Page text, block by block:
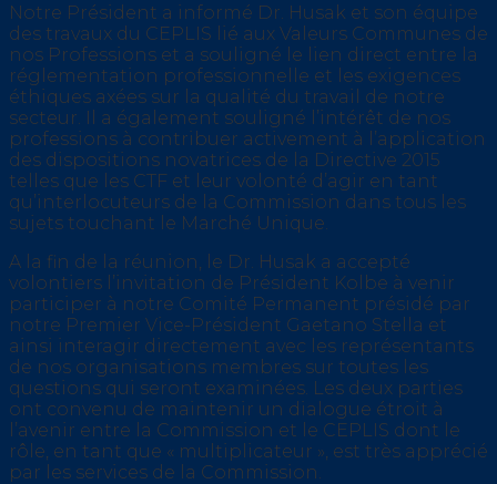
Notre Président a informé Dr. Husak et son équipe
des travaux du CEPLIS lié aux Valeurs Communes de
nos Professions et a souligné le lien direct entre la
réglementation professionnelle et les exigences
éthiques axées sur la qualité du travail de notre
secteur. Il a également souligné l’intérêt de nos
professions à contribuer activement à l’application
des dispositions novatrices de la Directive 2015
telles que les CTF et leur volonté d’agir en tant
qu’interlocuteurs de la Commission dans tous les
sujets touchant le Marché Unique.
A la fin de la réunion, le Dr. Husak a accepté
volontiers l’invitation de Président Kolbe à venir
participer à notre Comité Permanent présidé par
notre Premier Vice-Président Gaetano Stella et
ainsi interagir directement avec les représentants
de nos organisations membres sur toutes les
questions qui seront examinées. Les deux parties
ont convenu de maintenir un dialogue étroit à
l’avenir entre la Commission et le CEPLIS dont le
rôle, en tant que « multiplicateur », est très apprécié
par les services de la Commission.